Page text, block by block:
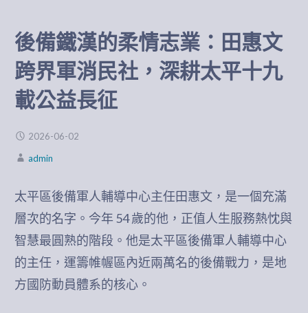
後備鐵漢的柔情志業：田惠文
跨界軍消民社，深耕太平十九
載公益長征
2026-06-02
admin
太平區後備軍人輔導中心主任田惠文，是一個充滿
層次的名字。今年 54 歲的他，正值人生服務熱忱與
智慧最圓熟的階段。他是太平區後備軍人輔導中心
的主任，運籌帷幄區內近兩萬名的後備戰力，是地
方國防動員體系的核心。